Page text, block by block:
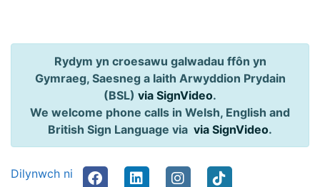
Rydym yn croesawu galwadau ffôn yn
Gymraeg, Saesneg a Iaith Arwyddion Prydain
(BSL) via SignVideo.
We welcome phone calls in Welsh, English and
British Sign Language via via SignVideo.
Dilynwch ni